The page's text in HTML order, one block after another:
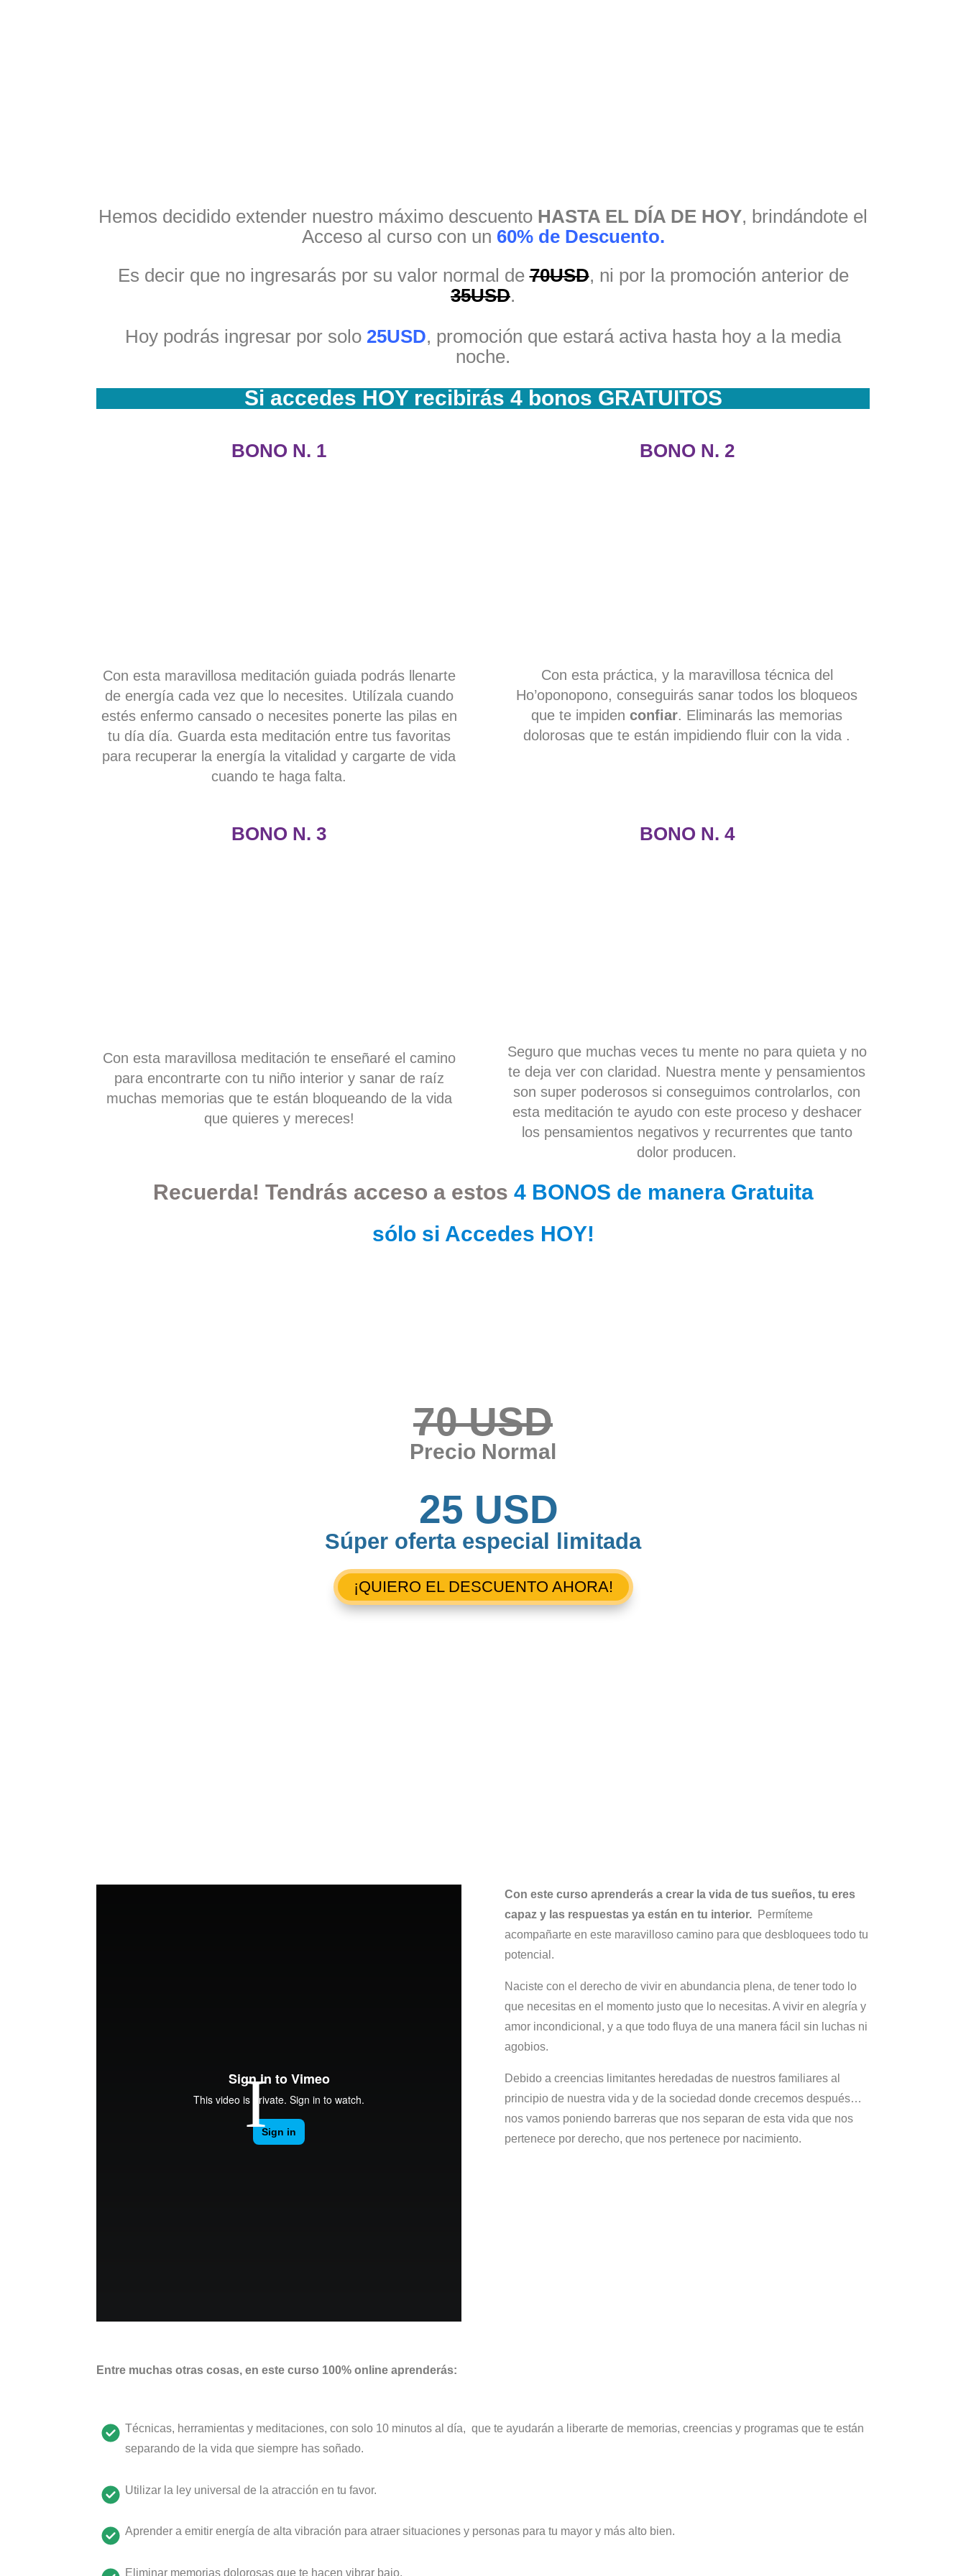
Hemos decidido extender nuestro máximo descuento HASTA EL DÍA DE HOY, brindándote el
Acceso al curso con un 60% de Descuento.
Es decir que no ingresarás por su valor normal de70USD, ni por la promoción anterior de
35USD.
Hoy podrás ingresar por solo 25USD, promoción que estará activa hasta hoy a la media
noche.
Si accedes HOY recibirás 4 bonos GRATUITOS
BONO N. 1
Con esta maravillosa meditación guiada podrás llenarte
de energía cada vez que lo necesites. Utilízala cuando
estés enfermo cansado o necesites ponerte las pilas en
tu día día. Guarda esta meditación entre tus favoritas
para recuperar la energía la vitalidad y cargarte de vida
cuando te haga falta.
BONO N. 2
Con esta práctica, y la maravillosa técnica del
Ho’oponopono, conseguirás sanar todos los bloqueos
que te impidenconfiar. Eliminarás las memorias
dolorosas que te están impidiendo fluir con la vida .
BONO N. 3
Con esta maravillosa meditación te enseñaré el camino
para encontrarte con tu niño interior y sanar de raíz
muchas memorias que te están bloqueando de la vida
que quieres y mereces!
BONO N. 4
Seguro que muchas veces tu mente no para quieta y no
te deja ver con claridad. Nuestra mente y pensamientos
son super poderosos si conseguimos controlarlos, con
esta meditación te ayudo con este proceso y deshacer
los pensamientos negativos y recurrentes que tanto
dolor producen.
Recuerda! Tendrás acceso a estos 4 BONOS de manera Gratuita
sólo si Accedes HOY!
70 USD
Precio Normal
25 USD
Súper oferta especial limitada
¡QUIERO EL DESCUENTO AHORA!
Con este curso aprenderás a crear la vida de tus sueños, tu eres
capaz y las respuestas ya están en tu interior. Permíteme
acompañarte en este maravilloso camino para que desbloquees todo tu
potencial.
Naciste con el derecho de vivir en abundancia plena, de tener todo lo
que necesitas en el momento justo que lo necesitas. A vivir en alegría y
amor incondicional, y a que todo fluya de una manera fácil sin luchas ni
agobios.
Debido a creencias limitantes heredadas de nuestros familiares al
principio de nuestra vida y de la sociedad donde crecemos después…
nos vamos poniendo barreras que nos separan de esta vida que nos
pertenece por derecho, que nos pertenece por nacimiento.
Entre muchas otras cosas, en este curso 100% online aprenderás:
Técnicas, herramientas y meditaciones, con solo 10 minutos al día, que te ayudarán a liberarte de memorias, creencias y programas que te están
separando de la vida que siempre has soñado.
Utilizar la ley universal de la atracción en tu favor.
Aprender a emitir energía de alta vibración para atraer situaciones y personas para tu mayor y más alto bien.
Eliminar memorias dolorosas que te hacen vibrar bajo.